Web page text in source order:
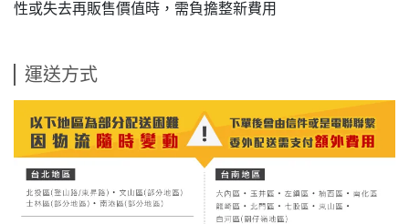
性或失去再販售價值時，需負擔整新費用
運送方式